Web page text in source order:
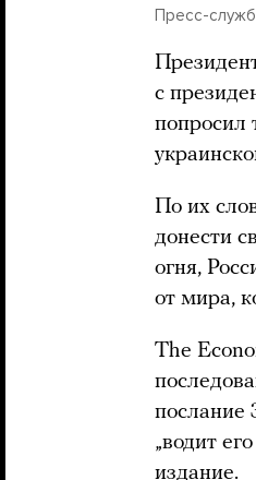
Пресс-
с
попросил
По их
донести
огня,
от мира,
The
послание
„водит
издание.